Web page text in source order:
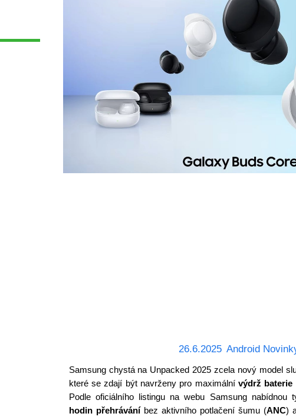
26.6.2025 Android
Samsung chystá na Unpacked 2025 zcela nový model
které se zdají být navrženy pro maximálnívýdrž baterie
Podle oficiálního listingu na webu Samsung
hodin přehráváníbez aktivního potlačení šumu (ANC)